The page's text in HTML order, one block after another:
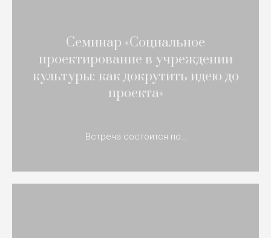
Семинар «Социальное
проектирование в учреждении
культуры: как докрутить идею до
проекта»
Встреча состоится по…